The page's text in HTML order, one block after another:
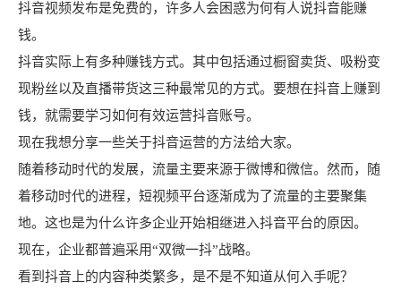
抖音视频发布是免费的，许多人会困惑为何有人说抖音能赚
钱。
抖音实际上有多种赚钱方式。其中包括通过橱窗卖货、吸粉变
现粉丝以及直播带货这三种最常见的方式。要想在抖音上赚到
钱，就需要学习如何有效运营抖音账号。
现在我想分享一些关于抖音运营的方法给大家。
随着移动时代的发展，流量主要来源于微博和微信。然而，随
着移动时代的进程，短视频平台逐渐成为了流量的主要聚集
地。这也是为什么许多企业开始相继进入抖音平台的原因。
现在，企业都普遍采用“双微一抖”战略。
看到抖音上的内容种类繁多，是不是不知道从何入手呢？